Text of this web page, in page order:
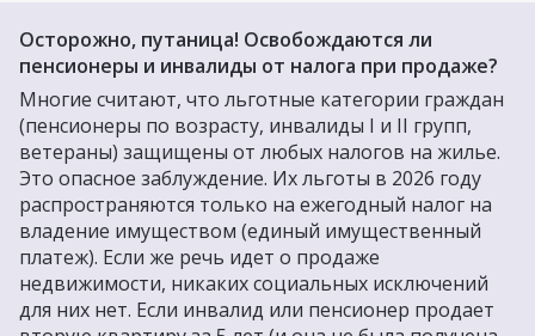
Осторожно, путаница! Освобождаются ли
пенсионеры и инвалиды от налога при продаже?
Многие считают, что льготные категории граждан
(пенсионеры по возрасту, инвалиды I и II групп,
ветераны) защищены от любых налогов на жилье.
Это опасное заблуждение. Их льготы в 2026 году
распространяются только на ежегодный налог на
владение имуществом (единый имущественный
платеж). Если же речь идет о продаже
недвижимости, никаких социальных исключений
для них нет. Если инвалид или пенсионер продает